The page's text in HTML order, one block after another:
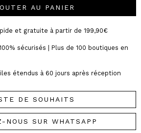
AU PANIER
et gratuite à partir de 199,90€
sécurisés | Plus de 100 boutiques en
étendus à 60 jours après réception
DE SOUHAITS
NOUS SUR WHATSAPP